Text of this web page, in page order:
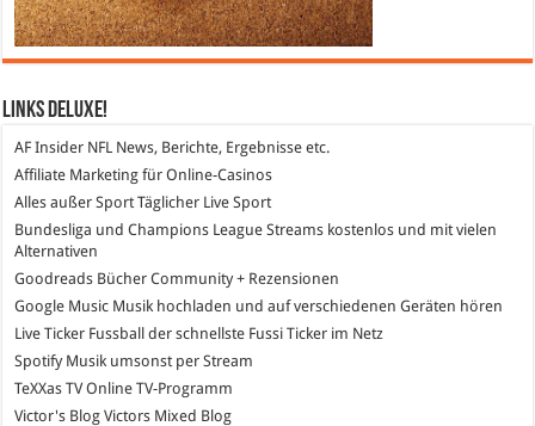
Links DeLuXe!
AF Insider NFL News, Berichte, Ergebnisse etc.
Affiliate Marketing für Online-Casinos
Alles außer Sport Täglicher Live Sport
Bundesliga und Champions League Streams kostenlos und mit vielen
Alternativen
Goodreads Bücher Community + Rezensionen
Google Music Musik hochladen und auf verschiedenen Geräten hören
Live Ticker Fussball der schnellste Fussi Ticker im Netz
SpotifyMusik umsonst per Stream
TeXXas TVOnline TV-Programm
Victor's Blog Victors Mixed Blog